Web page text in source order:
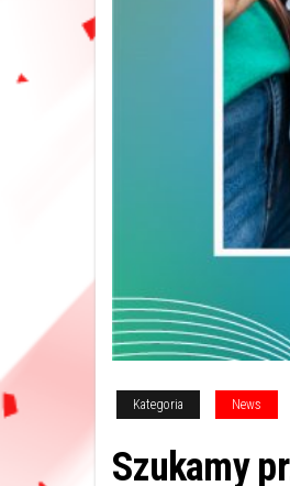
Kategoria News
Szukamy